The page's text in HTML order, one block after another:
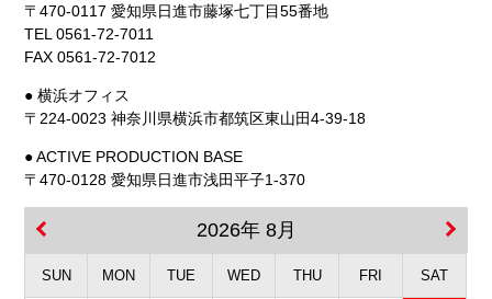
〒470-0117 愛知県日進市藤塚七丁目55番地
TEL 0561-72-7011
FAX 0561-72-7012
● 横浜オフィス
〒224-0023 神奈川県横浜市都筑区東山田4-39-18
● ACTIVE PRODUCTION BASE
〒470-0128 愛知県日進市浅田平子1-370
2026年 8月
SUN MON TUE WED THU FRI SAT